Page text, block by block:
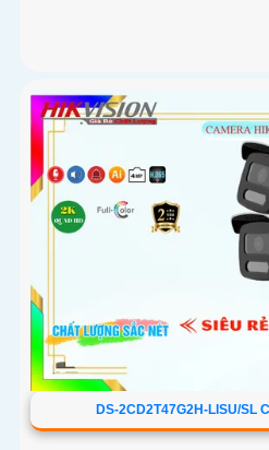
DS-2CD2T47G2H-LISU/SL